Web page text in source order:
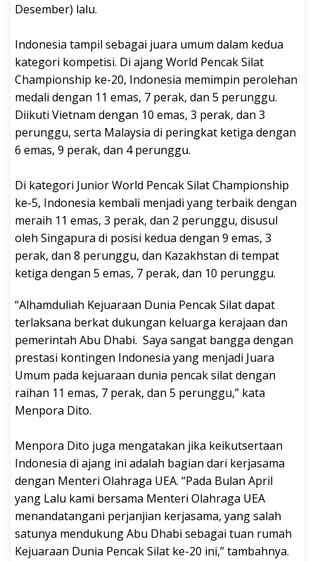
Desember) lalu.
Indonesia tampil sebagai juara umum dalam kedua
kategori kompetisi. Di ajang World Pencak Silat
Championship ke-20, Indonesia memimpin perolehan
medali dengan 11 emas, 7 perak, dan 5 perunggu.
Diikuti Vietnam dengan 10 emas, 3 perak, dan 3
perunggu, serta Malaysia di peringkat ketiga dengan
6 emas, 9 perak, dan 4 perunggu.
Di kategori Junior World Pencak Silat Championship
ke-5, Indonesia kembali menjadi yang terbaik dengan
meraih 11 emas, 3 perak, dan 2 perunggu, disusul
oleh Singapura di posisi kedua dengan 9 emas, 3
perak, dan 8 perunggu, dan Kazakhstan di tempat
ketiga dengan 5 emas, 7 perak, dan 10 perunggu.
“Alhamduliah Kejuaraan Dunia Pencak Silat dapat
terlaksana berkat dukungan keluarga kerajaan dan
pemerintah Abu Dhabi. Saya sangat bangga dengan
prestasi kontingen Indonesia yang menjadi Juara
Umum pada kejuaraan dunia pencak silat dengan
raihan 11 emas, 7 perak, dan 5 perunggu,” kata
Menpora Dito.
Menpora Dito juga mengatakan jika keikutsertaan
Indonesia di ajang ini adalah bagian dari kerjasama
dengan Menteri Olahraga UEA. “Pada Bulan April
yang Lalu kami bersama Menteri Olahraga UEA
menandatangani perjanjian kerjasama, yang salah
satunya mendukung Abu Dhabi sebagai tuan rumah
Kejuaraan Dunia Pencak Silat ke-20 ini,” tambahnya.